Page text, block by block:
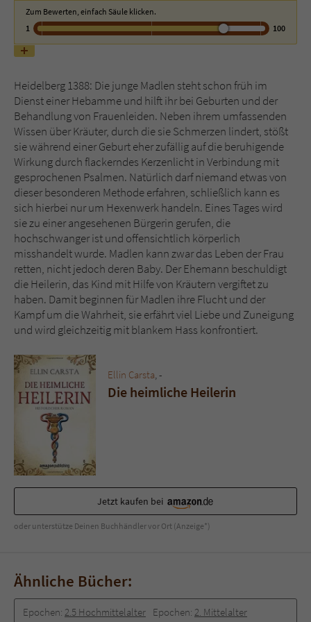
Zum Bewerten, einfach Säule klicken.
1
100
Heidelberg 1388: Die junge Madlen steht schon früh im
Dienst einer Hebamme und hilft ihr bei Geburten und der
Behandlung von Frauenleiden. Neben ihrem umfassenden
Wissen über Kräuter, durch die sie Schmerzen lindert, stößt
sie während einer Geburt eher zufällig auf die beruhigende
Wirkung durch flackerndes Kerzenlicht in Verbindung mit
gesprochenen Psalmen. Natürlich darf niemand etwas von
dieser besonderen Methode erfahren, schließlich kann es
sich hierbei nur um Hexenwerk handeln. Eines Tages wird
sie zu einer angesehenen Bürgerin gerufen, die
hochschwanger ist und offensichtlich körperlich
misshandelt wurde. Madlen kann zwar das Leben der Frau
retten, nicht jedoch deren Baby. Der Ehemann beschuldigt
die Heilerin, das Kind mit Hilfe von Kräutern vergiftet zu
haben. Damit beginnen für Madlen ihre Flucht und der
Kampf um die Wahrheit, sie erfährt viel Liebe und Zuneigung
und wird gleichzeitig mit blankem Hass konfrontiert.
Ellin Carsta , -
Die heimliche Heilerin
Jetzt kaufen bei
oder unterstütze Deinen Buchhändler vor Ort (Anzeige*)
Ähnliche Bücher:
Epochen: 2.5 Hochmittelalter Epochen: 2. Mittelalter
Name tx_pwcomments_ahash
Laufzeit 1 Jahr
Zweck Cookie für Kommentare einzelner Buchtitel
Name fe_typo_user
Anbieter Literatur-Couch Medien GmbH & Co. KG
Laufzeit Session
Zweck
Dieses Cookie gewährleistet die
Kommunikation der Webseite mit dem
Benutzer. Es wird benötigt um z. B. den
Sicherheitscode des Kontaktformulars zu
überprüfen.